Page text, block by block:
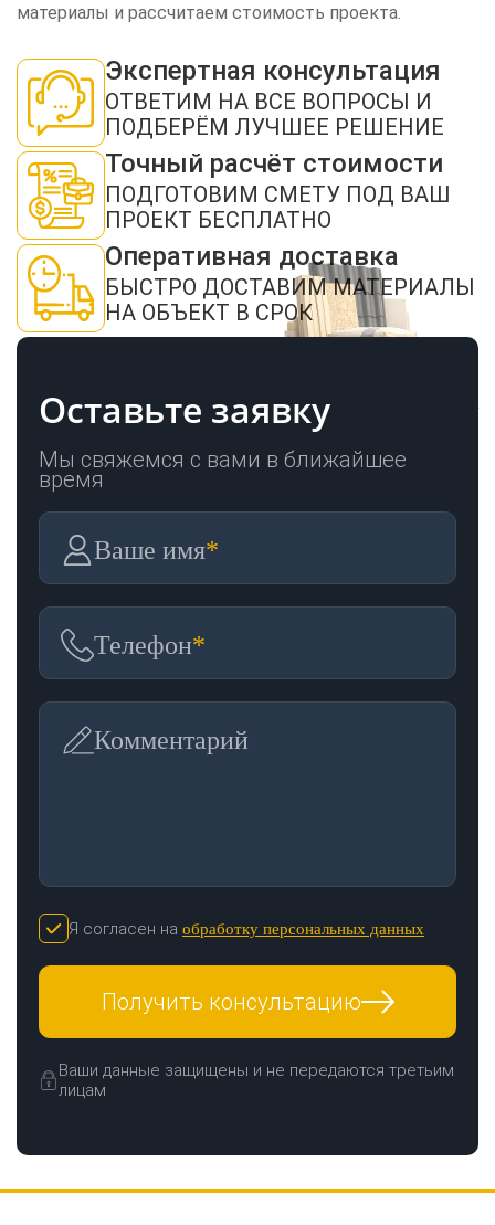
материалы и рассчитаем стоимость проекта.
Экспертная консультация
ОТВЕТИМ НА ВСЕ ВОПРОСЫ И
ПОДБЕРЁМ ЛУЧШЕЕ РЕШЕНИЕ
Точный расчёт стоимости
ПОДГОТОВИМ СМЕТУ ПОД ВАШ
ПРОЕКТ БЕСПЛАТНО
Оперативная доставка
БЫСТРО ДОСТАВИМ МАТЕРИАЛЫ
НА ОБЪЕКТ В СРОК
Оставьте заявку
Мы свяжемся с вами в ближайшее
время
Ваше имя*
Телефон*
Комментарий
Я согласен на обработку персональных данных
Получить консультацию
Ваши данные защищены и не передаются третьим
лицам
ЗАКАЗАТЬ ЗВОНОК
Нажимая кнопку "Отправить", я даю своё согласие на обработку моих
персональных данных в соответствии с ФЗ от 27.07.2006 № 152-ФЗ "О
персональных данных", на условиях и для целей, определенных в